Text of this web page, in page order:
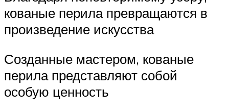
кованые перила превращаются в
произведение искусства
Созданные мастером, кованые
перила представляют собой
особую ценность